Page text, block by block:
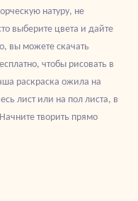
натуру, не
выберите цвета и дайте
вы можете скачать
чтобы рисовать в
раскраска ожила на
лист или на пол листа, в
творить прямо